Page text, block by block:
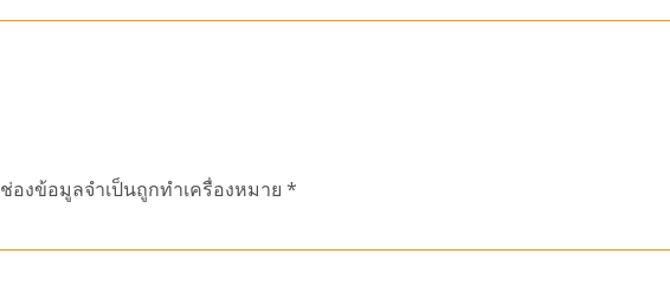
ช่องข้อมูลจำเป็นถูกทำเครื่องหมาย *